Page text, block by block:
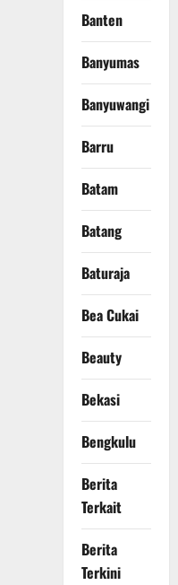
Banten
Banyumas
Banyuwangi
Barru
Batam
Batang
Baturaja
Bea Cukai
Beauty
Bekasi
Bengkulu
Berita
Terkait
Berita
Terkini